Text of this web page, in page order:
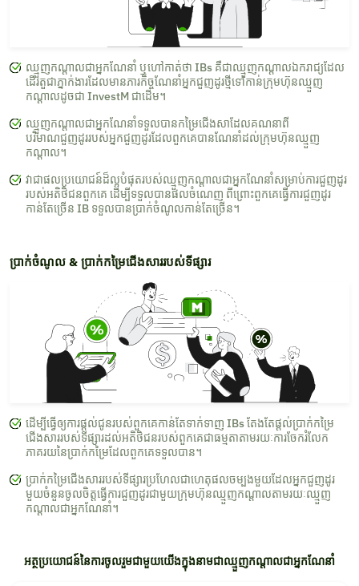
ឈ្មួញកណ្តាលជាអ្នកណែនាំ ឬហៅកាត់ថា IBs គឺជាឈ្មួញកណ្តាលឯករាជ្យដែល
ដើរតួជាភ្នាក់ងារដែលមានភារកិច្ចណែនាំអ្នកជួញដូរថ្មីទៅកាន់ក្រុមហ៊ុនឈ្មួញ
កណ្តាលដូចជា InvestM ជាដើម។
ឈ្មួញកណ្តាលជាអ្នកណែនាំទទួលបានកម្រៃជើងសាដែលគណនាពី
បរិមាណជួញដូររបស់អ្នកជួញដូរដែលពួកគេបានណែនាំដល់ក្រុមហ៊ុនឈ្មួញ
កណ្តាល។
វាជាផលប្រយោជន៍ដ៏ល្អបំផុតរបស់ឈ្មួញកណ្តាលជាអ្នកណែនាំសម្រាប់ការជួញដូរ
របស់អតិថិជនពួកគេ ដើម្បីទទួលបានផលចំណេញ ពីព្រោះពួកគេធ្វើការជួញដូរ
កាន់តែច្រើន IB ទទួលបានប្រាក់ចំណូលកាន់តែច្រើន។
ប្រាក់ចំណូល & ប្រាក់កម្រៃជើងសាររបស់ទីផ្សារ
ដើម្បីធ្វើឲ្យការផ្តល់ជូនរបស់ពួកគេកាន់តែទាក់ទាញ IBs តែងតែផ្តល់ប្រាក់កម្រៃ
ជើងសាររបស់ទីផ្សារដល់អតិថិជនរបស់ពួកគេជាធម្មតាតាមរយៈការចែករំលែក
ភាគរយនៃប្រាក់កម្រៃដែលពួកគេទទួលបាន។
ប្រាក់កម្រៃជើងសាររបស់ទីផ្សារប្រហែលជាហេតុផលចម្បងមួយដែលអ្នកជួញដូរ
មួយចំនួនចូលចិត្តធ្វើការជួញដូរជាមួយក្រុមហ៊ុនឈ្មួញកណ្តាលតាមរយៈឈ្មួញ
កណ្ដាលជាអ្នកណែនាំ។
អត្ថប្រយោជន៍នៃការចូលរួមជាមួយយើងក្នុងនាមជាឈ្មួញកណ្តាលជាអ្នកណែនាំ